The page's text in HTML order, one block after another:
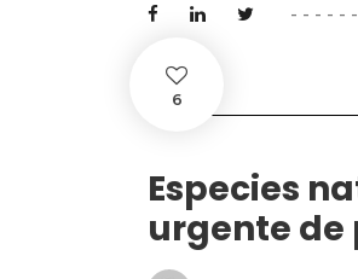
6
Especies
urgente de